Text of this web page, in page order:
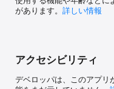
があります。 詳しい情報
アクセシビリティ
デベロッパは、このアプリ